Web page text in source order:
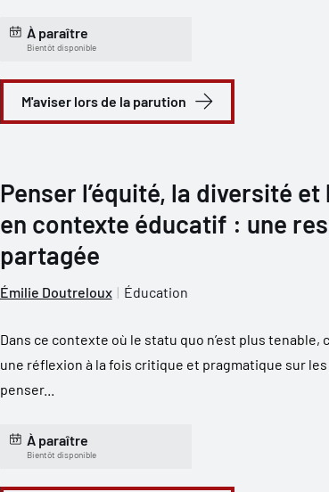
À paraître
Bientôt disponible
M'aviser lors de la parution
Penser l’équité, la diversité et
en contexte éducatif : une
partagée
Émilie Doutreloux Éducation
Dans ce contexte où le statu quo n’est plus tenable,
une réflexion à la fois critique et pragmatique sur
penser...
À paraître
Bientôt disponible